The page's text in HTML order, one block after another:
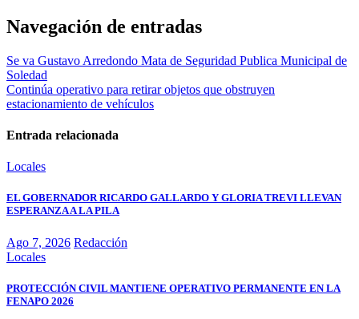
Navegación de entradas
Se va Gustavo Arredondo Mata de Seguridad Publica Municipal de
Soledad
Continúa operativo para retirar objetos que obstruyen
estacionamiento de vehículos
Entrada relacionada
Locales
EL GOBERNADOR RICARDO GALLARDO Y GLORIA TREVI LLEVAN
ESPERANZA A LA PILA
Ago 7, 2026 Redacción
Locales
PROTECCIÓN CIVIL MANTIENE OPERATIVO PERMANENTE EN LA
FENAPO 2026